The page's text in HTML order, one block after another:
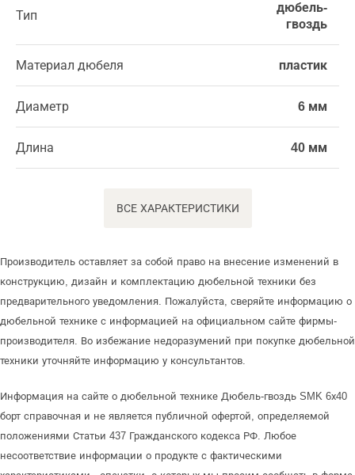
Тип
дюбель-
гвоздь
Материал дюбеля пластик
Диаметр 6 мм
Длина 40 мм
ВСЕ ХАРАКТЕРИСТИКИ
Производитель оставляет за собой право на внесение изменений в
конструкцию, дизайн и комплектацию дюбельной техники без
предварительного уведомления. Пожалуйста, сверяйте информацию о
дюбельной технике с информацией на официальном сайте фирмы-
производителя. Во избежание недоразумений при покупке дюбельной
техники уточняйте информацию у консультантов.
Информация на сайте о дюбельной технике Дюбель-гвоздь SMK 6х40
борт справочная и не является публичной офертой, определяемой
положениями Статьи 437 Гражданского кодекса РФ. Любое
несоответствие информации о продукте с фактическими